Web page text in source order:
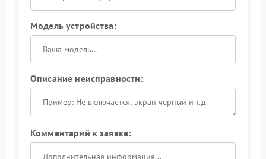
Модель устройства:
Описание неисправности:
Комментарий к заявке: